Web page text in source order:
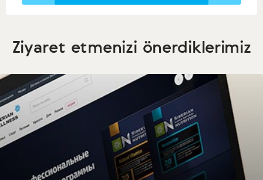
Ziyaret etmenizi önerdiklerimiz